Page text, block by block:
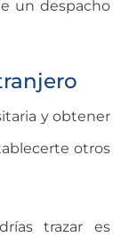
un despacho
y obtener
otros
trazar es